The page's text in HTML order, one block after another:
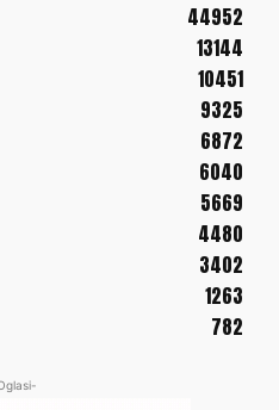
44952
13144
10451
9325
6872
6040
5669
4480
3402
1263
782